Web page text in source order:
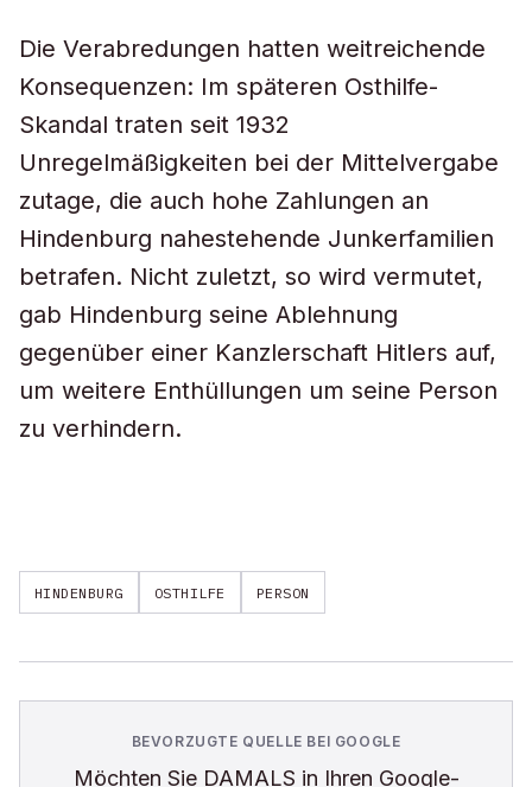
Die Verabredungen hatten weitreichende
Konsequenzen: Im späteren Osthilfe-
Skandal traten seit 1932
Unregelmäßigkeiten bei der Mittelvergabe
zutage, die auch hohe Zahlungen an
Hindenburg nahestehende Junkerfamilien
betrafen. Nicht zuletzt, so wird vermutet,
gab Hindenburg seine Ablehnung
gegenüber einer Kanzlerschaft Hitlers auf,
um weitere Enthüllungen um seine Person
zu verhindern.
HINDENBURG OSTHILFE PERSON
BEVORZUGTE QUELLE BEI GOOGLE
Möchten Sie DAMALS in Ihren Google-